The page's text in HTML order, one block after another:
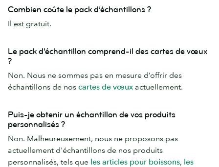
Combien coûte le pack d’échantillons ?
Il est gratuit.
Le pack d’échantillon comprend-il des cartes de vœux
?
Non. Nous ne sommes pas en mesure d’offrir des
échantillons de nos cartes de vœux actuellement.
Puis-je obtenir un échantillon de vos produits
personnalisés ?
Non. Malheureusement, nous ne proposons pas
actuellement d'échantillons de nos produits
personnalisés, tels que les articles pour boissons, les